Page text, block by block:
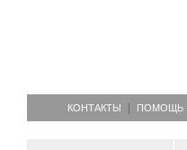
КОНТАКТЫ ПОМОЩЬ